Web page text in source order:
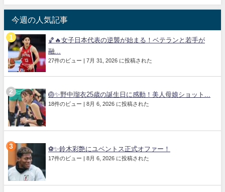
今週の人気記事
🏀🔥女子日本代表の逆襲が始まる！ベテランと若手が
融...
27件のビュー | 7月 31, 2026 に投稿された
🏐✨野中瑠衣25歳の誕生日に感動！美人母娘ショット...
18件のビュー | 8月 6, 2026 に投稿された
⚽✨鈴木彩艶にユベントス正式オファー！
17件のビュー | 8月 6, 2026 に投稿された